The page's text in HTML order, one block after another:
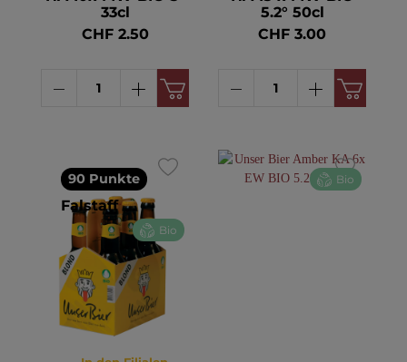
33cl
CHF 2.50
5.2° 50cl
CHF 3.00
90 Punkte
Falstaff
Bio
Bio